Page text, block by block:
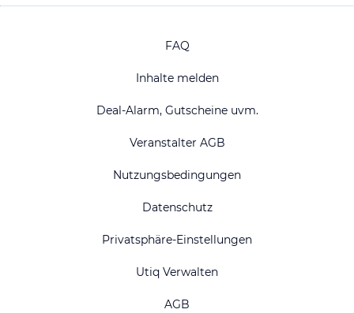
FAQ
Inhalte melden
Deal-Alarm, Gutscheine uvm.
Veranstalter AGB
Nutzungsbedingungen
Datenschutz
Privatsphäre-Einstellungen
Utiq Verwalten
AGB